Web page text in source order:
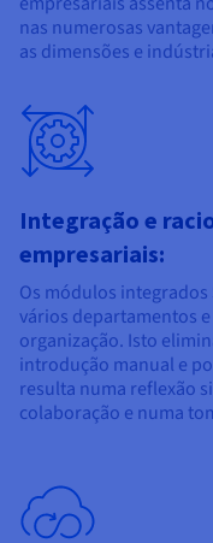
nas numerosas
as dimensões e
Integração e
empresariais:
Os módulos
vários departamentos
organização. Isto
introdução manual e
resulta numa reflexão
colaboração e numa